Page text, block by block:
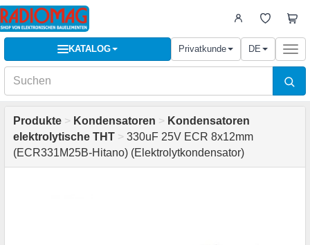
KATALOG Privatkunde DE
Produkte > Kondensatoren > Kondensatoren
elektrolytische THT > 330uF 25V ECR 8x12mm
(ECR331M25B-Hitano) (Elektrolytkondensator)